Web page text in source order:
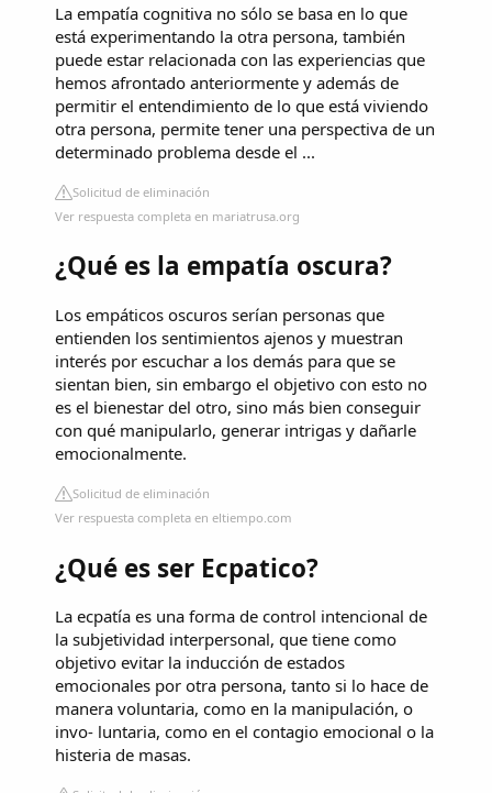
La empatía cognitiva no sólo se basa en lo que
está experimentando la otra persona, también
puede estar relacionada con las experiencias que
hemos afrontado anteriormente y además de
permitir el entendimiento de lo que está viviendo
otra persona, permite tener una perspectiva de un
determinado problema desde el ...
Solicitud de eliminación
Ver respuesta completa en mariatrusa.org
¿Qué es la empatía oscura?
Los empáticos oscuros serían personas que
entienden los sentimientos ajenos y muestran
interés por escuchar a los demás para que se
sientan bien, sin embargo el objetivo con esto no
es el bienestar del otro, sino más bien conseguir
con qué manipularlo, generar intrigas y dañarle
emocionalmente.
Solicitud de eliminación
Ver respuesta completa en eltiempo.com
¿Qué es ser Ecpatico?
La ecpatía es una forma de control intencional de
la subjetividad interpersonal, que tiene como
objetivo evitar la inducción de estados
emocionales por otra persona, tanto si lo hace de
manera voluntaria, como en la manipulación, o
invo- luntaria, como en el contagio emocional o la
histeria de masas.